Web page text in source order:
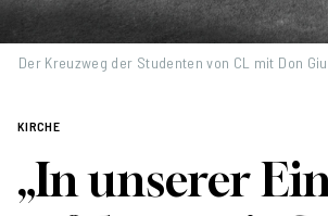
KIRCHE
„In unserer
Der Kreuzweg der Studenten von CL mit Don